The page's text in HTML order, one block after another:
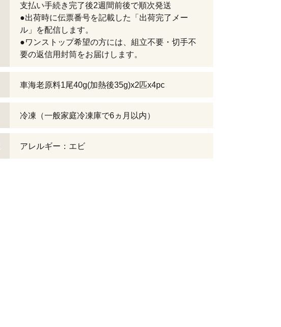
支払い手続き完了後2週間前後で順次発送
●出荷時に伝票番号を記載した「出荷完了メー
ル」を配信します。
●ワンストップ希望の方には、組立不要・切手不
要の返信用封筒をお届けします。
車海老原料1尾40g(加熱後35g)x2匹x4pc
冷凍（一般家庭冷凍庫で6ヵ月以内）
アレルギー：エビ